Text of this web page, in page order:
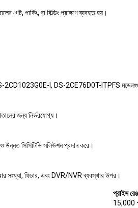
পার্কিং, বা বিল্ডিং প্রাঙ্গণে ব্যবহৃত হয়।
DS-2CD1023G0E-I, DS-2CE76D0T-ITPFS
জন্য নির্ভরযোগ্য।
উন্নত সিসিটিভি সলিউশন প্রদান করে।
সংখ্যা, ফিচার, এবং DVR/NVR ব্যবস্থার উপর।
প্রাইস
15,000